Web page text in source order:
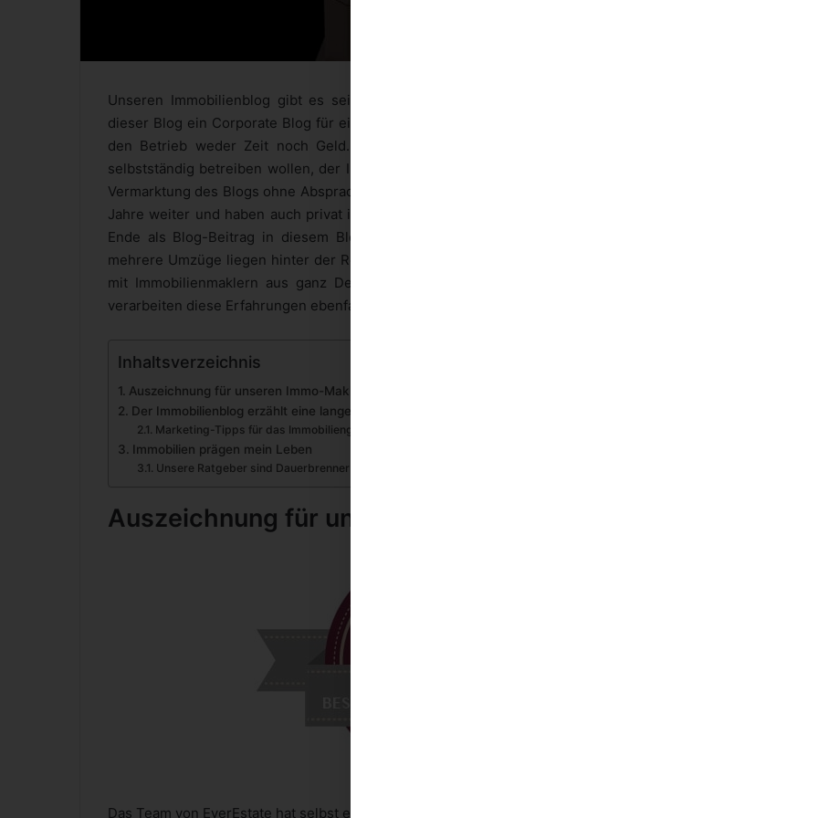
Unseren Immobilienblog gibt es seit 2013 und hat eine spannende Geschichte. Eigentlich sollte
dieser Blog ein Corporate Blog für einen Immobilienmakler aus Essen werden, doch dieser hatte für
den Betrieb weder Zeit noch Geld. Nach einigen Monaten boten wir an, dass wir diesen Blog
selbstständig betreiben wollen, der Immobilienmakler als Werbepartner an Bord bleibt, aber wir die
Vermarktung des Blogs ohne Absprachen und Abhängigkeiten durchführen dürfen. Nun sind wir acht
Jahre weiter und haben auch privat immer häufiger mit Immobilien neue Berührungspunkte, die am
Ende als Blog-Beitrag in diesem Blog landen. Die ersten Eigentumswohnungen wurden gekauft,
mehrere Umzüge liegen hinter der Redaktion und dabei wurden neue Städte erkundet. Wir arbeiten
mit Immobilienmaklern aus ganz Deutschland im Bereich des Online-Marketings zusammen und
verarbeiten diese Erfahrungen ebenfalls in unserem Blog.
Inhaltsverzeichnis
Auszeichnung für unseren Immo-Makler-Blog
Der Immobilienblog erzählt eine lange Geschichte
Marketing-Tipps für das Immobiliengeschäft
Immobilien prägen mein Leben
Unsere Ratgeber sind Dauerbrenner
Auszeichnung für unseren Immo-Makler-Blog
Das Team von EverEstate hat selbst einen Blog. In dem Artikel „